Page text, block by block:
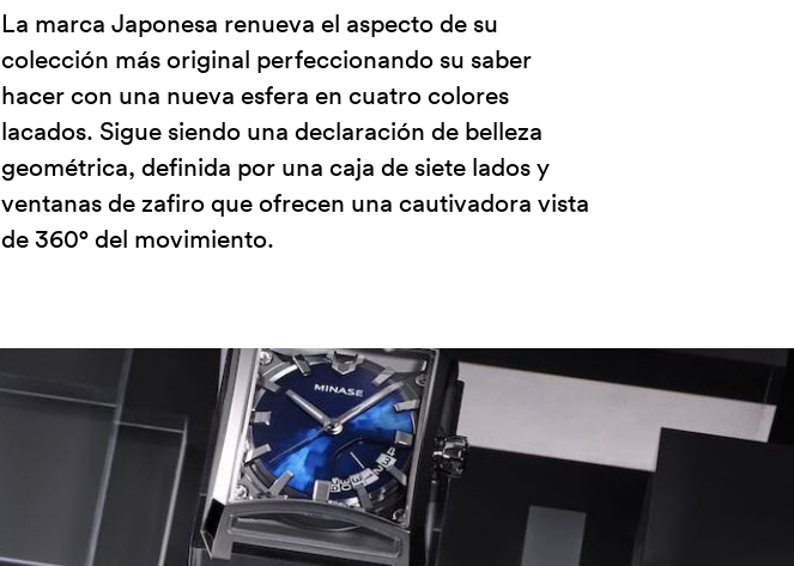
La marca Japonesa renueva el aspecto de su
colección más original perfeccionando su saber
hacer con una nueva esfera en cuatro colores
lacados. Sigue siendo una declaración de belleza
geométrica, definida por una caja de siete lados y
ventanas de zafiro que ofrecen una cautivadora vista
de 360° del movimiento.